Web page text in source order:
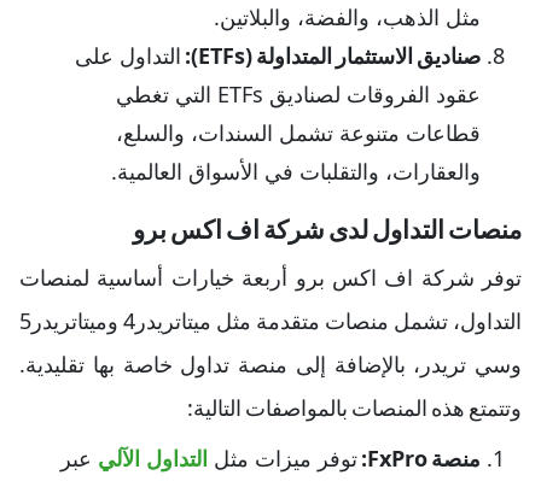
مثل الذهب، والفضة، والبلاتين.
صناديق الاستثمار المتداولة (ETFs):
التداول على
عقود الفروقات لصناديق ETFs التي تغطي
قطاعات متنوعة تشمل السندات، والسلع،
والعقارات، والتقلبات في الأسواق العالمية.
منصات التداول لدى شركة اف اكس برو
توفر شركة اف اكس برو أربعة خيارات أساسية لمنصات
التداول، تشمل منصات متقدمة مثل ميتاتريدر4 وميتاتريدر5
وسي تريدر، بالإضافة إلى منصة تداول خاصة بها تقليدية.
وتتمتع هذه المنصات بالمواصفات التالية:
منصة FxPro:
توفر ميزات مثل التداول الآلي عبر